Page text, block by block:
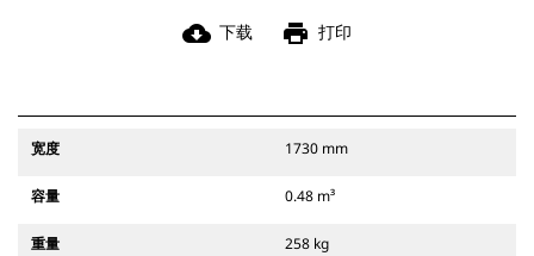
cloud_download 下载 print 打印
宽度 1730 mm
容量 0.48 m³
重量 258 kg